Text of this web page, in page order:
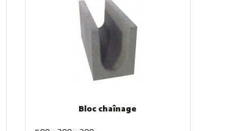
Bloc chaînage